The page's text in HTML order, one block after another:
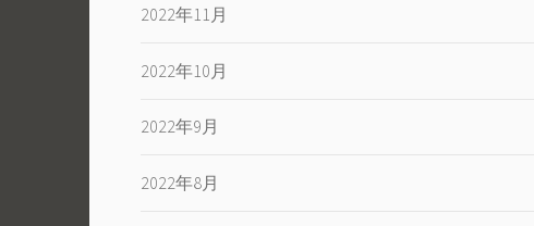
2022年11月
2022年10月
2022年9月
2022年8月